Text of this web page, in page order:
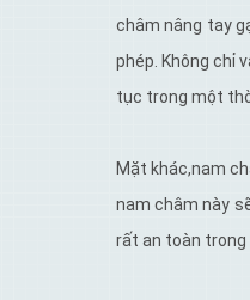
châm nâng tay
phép. Không chỉ
tục trong một
Mặt khác,nam
nam châm này
rất an toàn trong